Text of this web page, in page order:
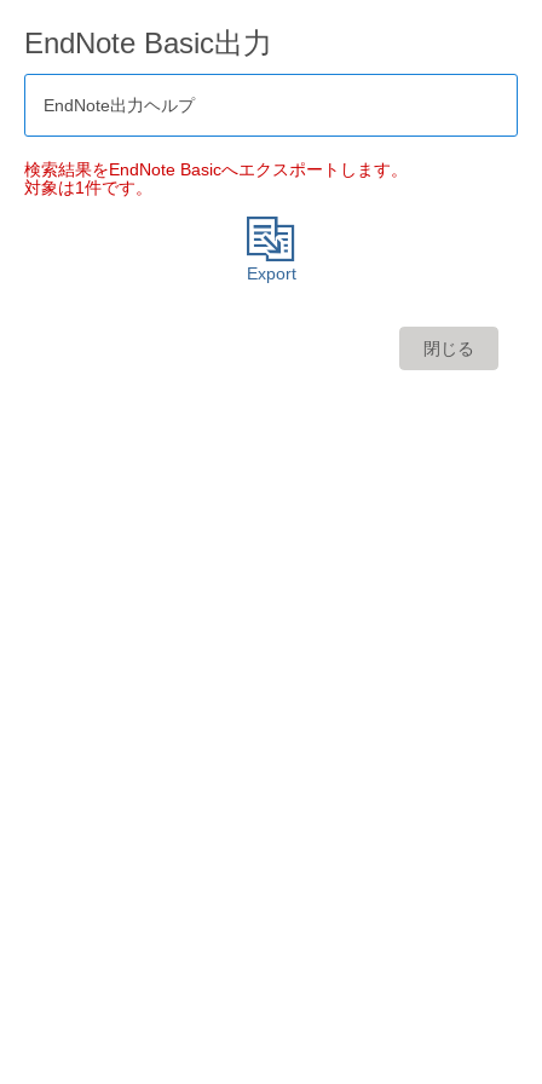
EndNote Basic出力
EndNote出力ヘルプ
検索結果をEndNote Basicへエクスポートします。
対象は1件です。
Export